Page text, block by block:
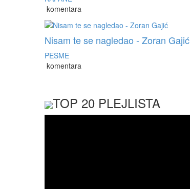
komentara
Nisam te se nagledao - Zoran Gajić
PESME
komentara
TOP 20 PLEJLISTA